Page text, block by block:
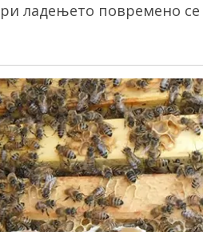
ладењето повремено